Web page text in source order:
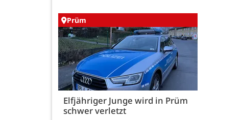
Prüm
Elfjähriger Junge wird in Prüm
schwer verletzt